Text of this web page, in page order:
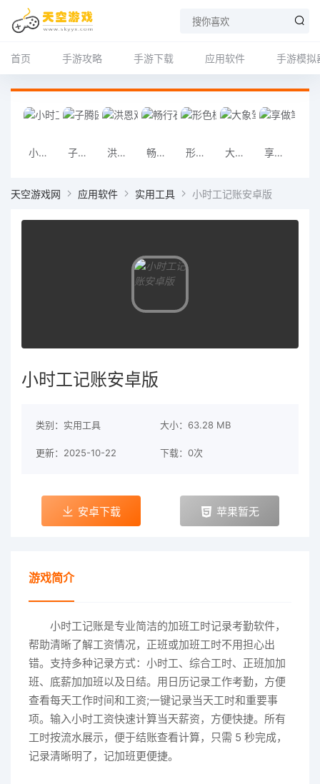
首页 手游攻略 手游下载 应用软件 手游模拟
小时工记账安卓版 子腾园官方正版 洪恩双语绘本 畅行石化 形色植物识别 大象驾到官方正版 享做笔记
天空游戏网 应用软件 实用工具 小时工记账安卓版
小时工记账安卓版
类别：实用工具 大小：63.28 MB
更新：2025-10-22 下载：0次
安卓下载 苹果暂无
游戏简介
小时工记账是专业简洁的加班工时记录考勤软件，
帮助清晰了解工资情况，正班或加班工时不用担心出
错。支持多种记录方式：小时工、综合工时、正班加加
班、底薪加加班以及日结。用日历记录工作考勤，方便
查看每天工作时间和工资;一键记录当天工时和重要事
项。输入小时工资快速计算当天薪资，方便快捷。所有
工时按流水展示，便于结账查看计算，只需 5 秒完成，
记录清晰明了，记加班更便捷。